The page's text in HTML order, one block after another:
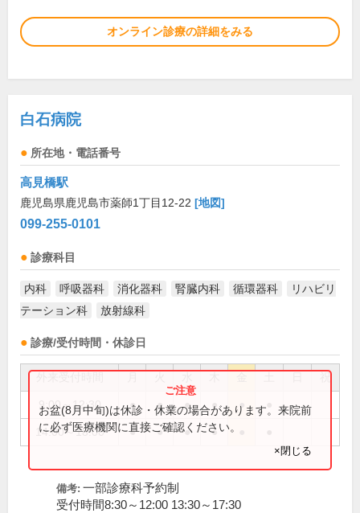
オンライン診療の詳細をみる
白石病院
所在地・電話番号
高見橋駅
鹿児島県鹿児島市薬師1丁目12-22 [地図]
099-255-0101
診療科目
内科 呼吸器科 消化器科 腎臓内科 循環器科
リハビリ
テーション科
放射線科
診療/受付時間・休診日
祝
9:00～12:30 ● ● ● ● ●
14:00～18:00 ● ● ● ●
お盆(8月中旬)は休診・休業の場合があります。来院前
に必ず医療機関に直接ご確認ください。
×閉じる
備考: 一部診療科予約制
受付時間8:30～12:00 13:30～17:30